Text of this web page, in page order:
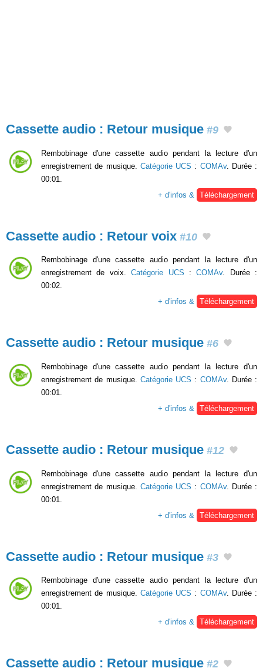
Cassette audio : Retour musique #9
Rembobinage d'une cassette audio pendant la lecture d'un
enregistrement de musique. Catégorie UCS : COMAv. Durée :
00:01.
+ d'infos &
Téléchargement
Cassette audio : Retour voix #10
Rembobinage d'une cassette audio pendant la lecture d'un
enregistrement de voix.Catégorie UCS :COMAv. Durée :
00:02.
+ d'infos & Téléchargement
Cassette audio : Retour musique #6
Rembobinage d'une cassette audio pendant la lecture d'un
enregistrement de musique. Catégorie UCS : COMAv. Durée :
00:01.
+ d'infos & Téléchargement
Cassette audio : Retour musique #12
Rembobinage d'une cassette audio pendant la lecture d'un
enregistrement de musique. Catégorie UCS : COMAv. Durée :
00:01.
+ d'infos &
Téléchargement
Cassette audio : Retour musique #3
Rembobinage d'une cassette audio pendant la lecture d'un
enregistrement de musique. Catégorie UCS : COMAv. Durée :
00:01.
+ d'infos & Téléchargement
Cassette audio : Retour musique #2